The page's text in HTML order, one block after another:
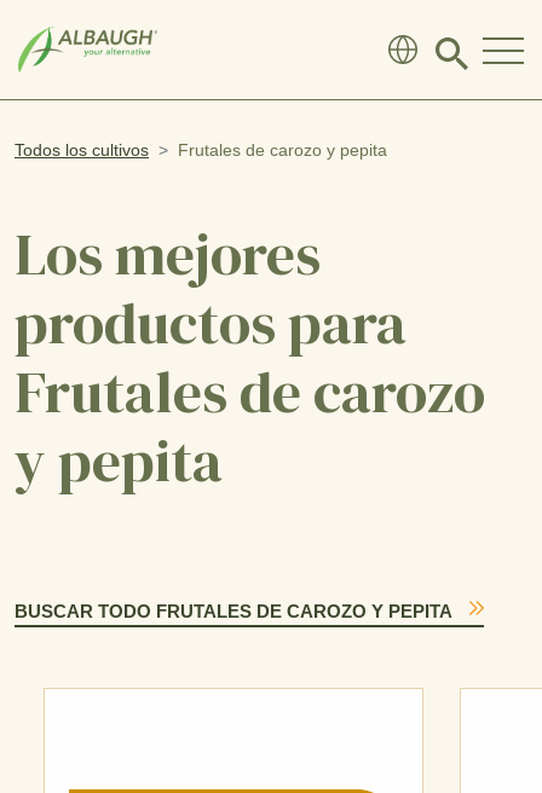
Click
search
Todos los cultivos Frutales de carozo y pepita
Los mejores
productos para
Frutales de carozo
y pepita
BUSCAR TODO FRUTALES DE CAROZO Y PEPITA